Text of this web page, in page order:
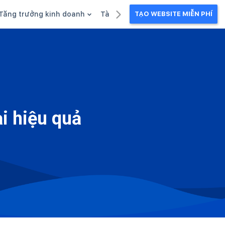
trưởng kinh doanh Tài liệu kinh doanhTẠO WEBSITE MIỄN PHÍ
hiệu quả